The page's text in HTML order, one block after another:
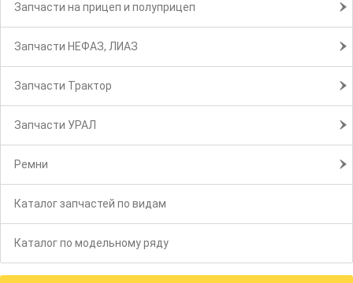
Запчасти на прицеп и полуприцеп
Запчасти НЕФАЗ, ЛИАЗ
Запчасти Трактор
Запчасти УРАЛ
Ремни
Каталог запчастей по видам
Каталог по модельному ряду